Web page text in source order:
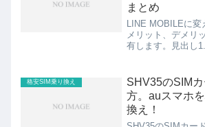
まとめ
LINE MOBILEに変
メリット、デメリ
有します。見出し
(adsbygoogle =
格安SIM乗り換え
SHV35のSIM
方。auスマホ
換え！